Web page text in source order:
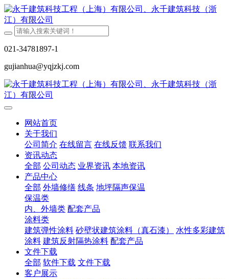
021-34781897-1
gujianhua@yqjzkj.com
网站首页
关于我们
公司简介 在线留言 在线反馈 联系我们
资讯动态
全部 公司动态 业界资讯 本地资讯
产品中心
全部 外墙修缮 线条 地坪隔声保温
保温类
内、外墙类 配套产品
涂料类
建筑弹性涂料 砂壁状建筑涂料（真石漆）
水性多彩建筑
涂料 建筑反射隔热涂料 配套产品
文件下载
全部 软件下载 文件下载
客户展示